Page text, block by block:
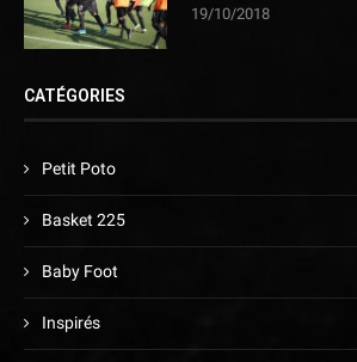
19/10/2018
CATÉGORIES
Petit Poto
Basket 225
Baby Foot
Inspirés